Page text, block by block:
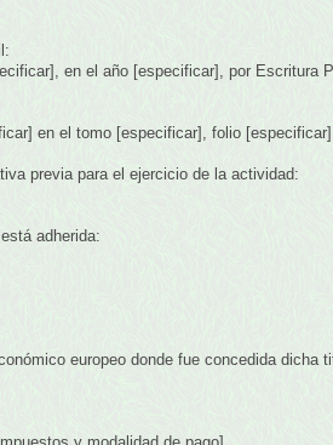
en el año [especificar], por
en el tomo [especificar], folio
previa para el ejercicio de la actividad:
adherida:
europeo donde fue concedida dicha